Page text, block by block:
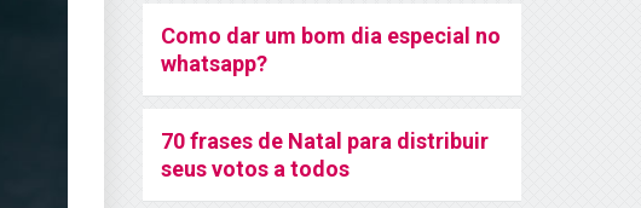
Como dar um bom dia especial no
whatsapp?
70 frases de Natal para distribuir
seus votos a todos